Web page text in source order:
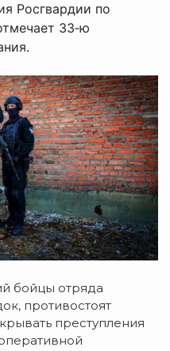
Росгвардии по
33‑ю
бойцы отряда
противостоят
преступления